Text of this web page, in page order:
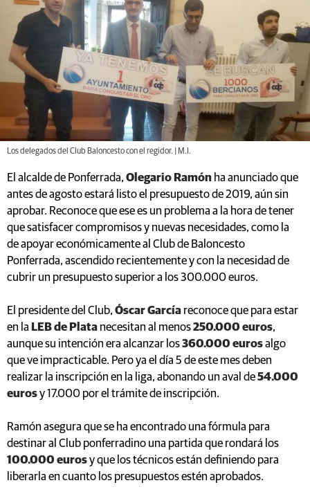
Los delegados del Club Baloncesto con el regidor. | M.I.
El alcalde de Ponferrada, Olegario Ramón ha anunciado que
antes de agosto estará listo el presupuesto de 2019, aún sin
aprobar. Reconoce que ese es un problema a la hora de tener
que satisfacer compromisos y nuevas necesidades, como la
de apoyar económicamente al Club de Baloncesto
Ponferrada, ascendido recientemente y con la necesidad de
cubrir un presupuesto superior a los 300.000 euros.
El presidente del Club, Óscar García reconoce que para estar
en la LEB de Plata necesitan al menos250.000 euros,
aunque su intención era alcanzar los360.000 eurosalgo
que ve impracticable. Pero ya el día 5 de este mes deben
realizar la inscripción en la liga, abonando un aval de54.000
eurosy 17.000 por el trámite de inscripción.
Ramón asegura que se ha encontrado una fórmula para
destinar al Club ponferradino una partida que rondará los
100.000 eurosy que los técnicos están definiendo para
liberarla en cuanto los presupuestos estén aprobados.